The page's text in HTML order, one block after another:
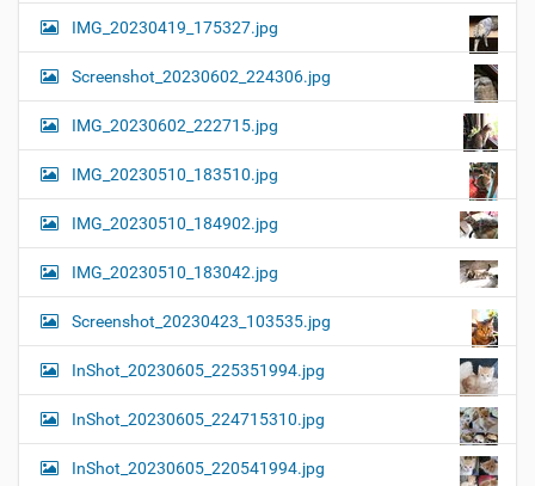
IMG_20230419_175327.jpg
Screenshot_20230602_224306.jpg
IMG_20230602_222715.jpg
IMG_20230510_183510.jpg
IMG_20230510_184902.jpg
IMG_20230510_183042.jpg
Screenshot_20230423_103535.jpg
InShot_20230605_225351994.jpg
InShot_20230605_224715310.jpg
InShot_20230605_220541994.jpg